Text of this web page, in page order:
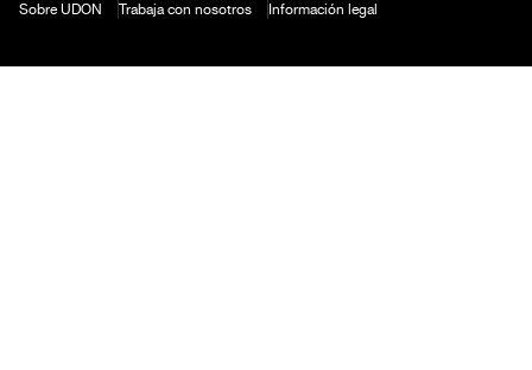
Sobre UDON Trabaja con nosotros Información legal